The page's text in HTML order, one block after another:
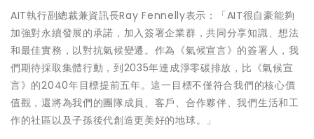
AIT執行副總裁兼資訊長Ray Fennelly表示：「AIT很自豪能夠
加強對永續發展的承諾，加入簽署企業群，共同分享知識、想法
和最佳實務，以對抗氣候變遷。作為《氣候宣言》的簽署人，我
們期待採取集體行動，到2035年達成淨零碳排放，比《氣候宣
言》的2040年目標提前五年。這一目標不僅符合我們的核心價
值觀，還將為我們的團隊成員、客戶、合作夥伴、我們生活和工
作的社區以及子孫後代創造更美好的地球。」